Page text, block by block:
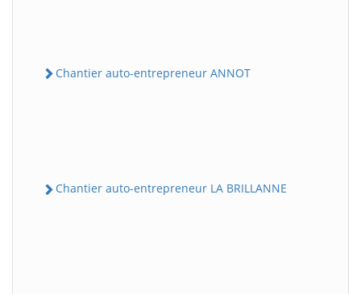
Chantier auto-entrepreneur ANNOT
Chantier auto-entrepreneur LA BRILLANNE